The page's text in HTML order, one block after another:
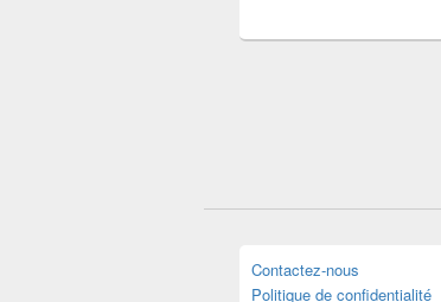
Contactez-nous
Politique de confidentialité